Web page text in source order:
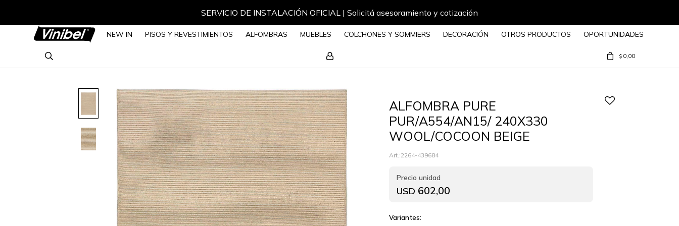
SERVICIO DE INSTALACIÓN OFICIAL | Solicitá asesoramiento y cotización
NEW IN PISOS Y REVESTIMIENTOS ALFOMBRAS MUEBLES COLCHONES Y SOMMIERS DECORACIÓN OTROS PRODUCTOS OPORTUNIDADES
$ 0,00
ALFOMBRA PURE
PUR/A554/AN15/ 240X330
WOOL/COCOON BEIGE
2264-439684
USD 602,00
Variantes: